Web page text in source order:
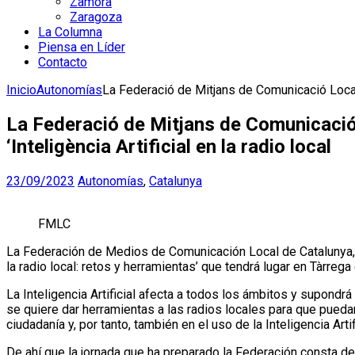
Zaragoza
La Columna
Piensa en Líder
Contacto
InicioAutonomíasLa Federació de Mitjans de Comunicació
La Federació de Mitjans de
‘Inteligència Artificial en la radio local
23/09/2023 Autonomías, Catalunya
FMLC
La Federación de Medios de Comunicación Local de
la radio local: retos y herramientas’ que tendrá lugar en
La Inteligencia Artificial afecta a todos los ámbitos y
se quiere dar herramientas a las radios locales para que
ciudadanía y, por tanto, también en el uso de la Inteligencia